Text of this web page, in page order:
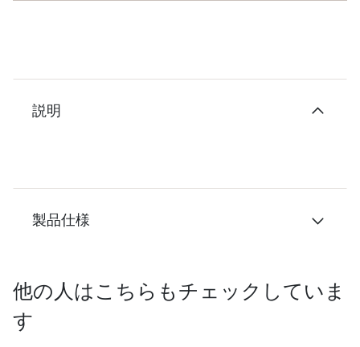
説明
製品仕様
他の人はこちらもチェックしていま
す